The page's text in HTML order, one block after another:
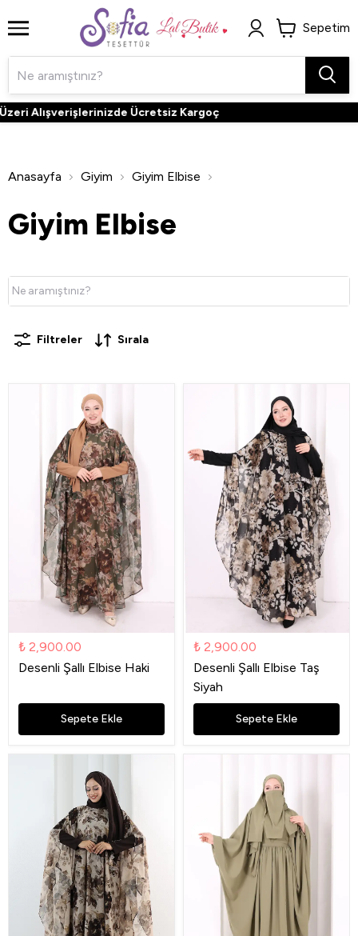
Sepetim
Ücretsiz Kargoç
Anasayfa Giyim Giyim Elbise
Giyim Elbise
Filtreler Sırala
₺ 2,900.00
Desenli Şallı Elbise Haki
Sepete Ekle
₺ 2,900.00
Desenli Şallı Elbise Taş
Siyah
Sepete Ekle